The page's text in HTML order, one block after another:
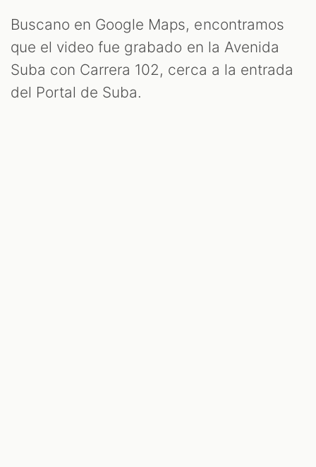
Buscano en Google Maps, encontramos
que el video fue grabado en la Avenida
Suba con Carrera 102, cerca a la entrada
del Portal de Suba.